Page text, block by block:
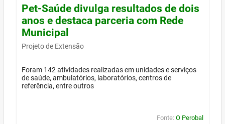
Pet-Saúde divulga resultados de dois
anos e destaca parceria com Rede
Municipal
Projeto de Extensão
Foram 142 atividades realizadas em unidades e serviços
de saúde, ambulatórios, laboratórios, centros de
referência, entre outros
Fonte: O Perobal